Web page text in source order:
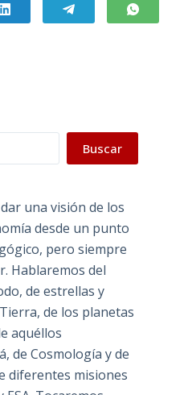
Buscar
una visión de los
desde un punto
pero siempre
Hablaremos del
de estrellas y
de los planetas
aquéllos
de Cosmología y de
diferentes misiones